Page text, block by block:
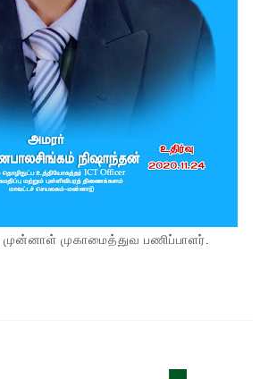
முகாமைத்துவ பணிப்பாளர்.